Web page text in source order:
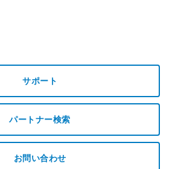
サポート
パートナー検索
お問い合わせ